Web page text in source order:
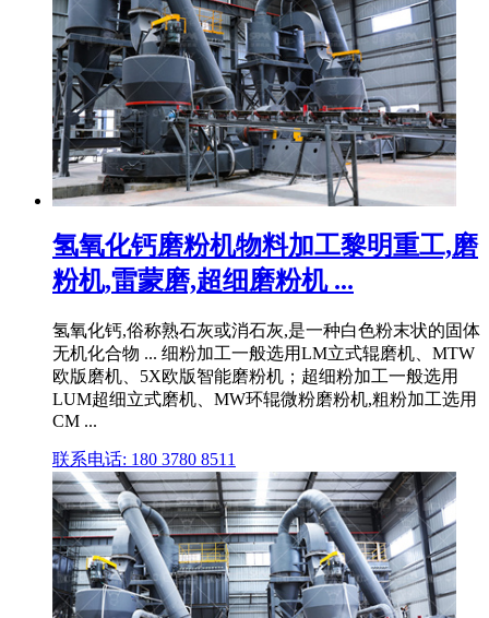
氢氧化钙磨粉机物料加工黎明重工,磨
粉机,雷蒙磨,超细磨粉机 ...
氢氧化钙,俗称熟石灰或消石灰,是一种白色粉末状的固体
无机化合物 ... 细粉加工一般选用LM立式辊磨机、MTW
欧版磨机、5X欧版智能磨粉机；超细粉加工一般选用
LUM超细立式磨机、MW环辊微粉磨粉机,粗粉加工选用
CM ...
联系电话: 180 3780 8511